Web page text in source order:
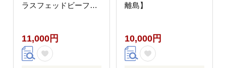
ラスフェッドビーフ
11,000円
離島】
10,000円